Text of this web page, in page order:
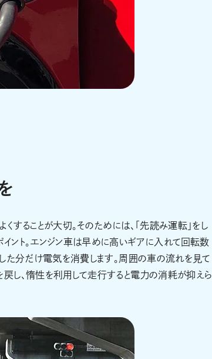
することが大切。そのためには、「先読み運転」をし
ント。エンジン車は早めに高いギアに入れて回転数
た分だけ電気を消費します。周囲の車の流れを見て
し、惰性を利用して走行すると電力の消耗が抑えら